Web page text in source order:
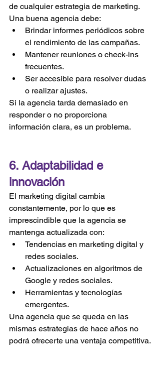
de cualquier estrategia de marketing.
Una buena agencia debe:
Brindar informes periódicos sobre
el rendimiento de las campañas.
Mantener reuniones o check-ins
frecuentes.
Ser accesible para resolver dudas
o realizar ajustes.
Si la agencia tarda demasiado en
responder o no proporciona
información clara, es un problema.
6. Adaptabilidad e
innovación
El marketing digital cambia
constantemente, por lo que es
imprescindible que la agencia se
mantenga actualizada con:
Tendencias en marketing digital y
redes sociales.
Actualizaciones en algoritmos de
Google y redes sociales.
Herramientas y tecnologías
emergentes.
Una agencia que se queda en las
mismas estrategias de hace años no
podrá ofrecerte una ventaja competitiva.